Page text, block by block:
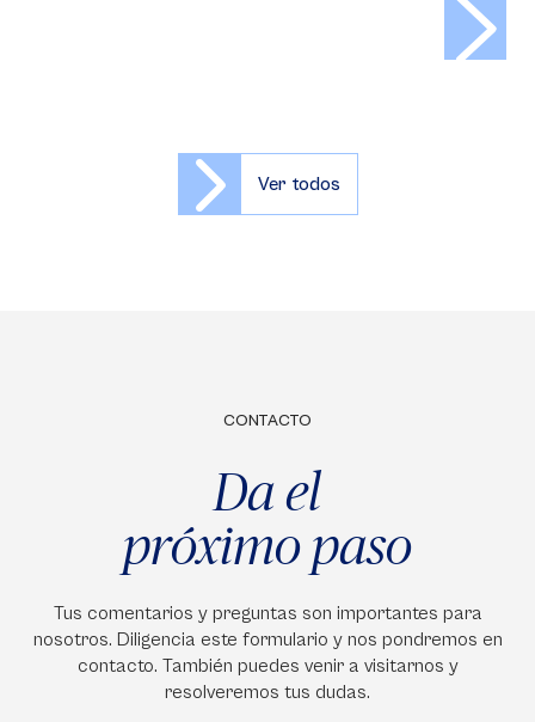
Ver todos
CONTACTO
Da el
próximo paso
Tus comentarios y preguntas son importantes para
nosotros. Diligencia este formulario y nos pondremos en
contacto. También puedes venir a visitarnos y
resolveremos tus dudas.